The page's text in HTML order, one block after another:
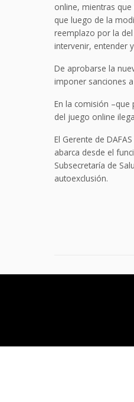
online, mientras
que luego de la
reemplazo por la
intervenir, entender
De aprobarse la
imponer sanciones
En la comisión –que
del juego online
El Gerente de
abarca desde el
Subsecretaría de
autoexclusión.